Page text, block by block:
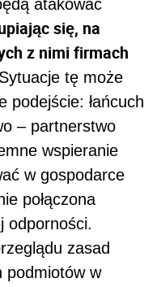
atakować
się, na
z nimi firmach
tę może
podejście: łańcuch
– partnerstwo
wspieranie
w gospodarce
połączona
odporności.
zasad
podmiotów w